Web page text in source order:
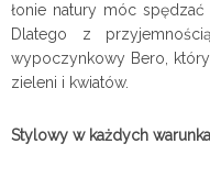
łonie natury móc
Dlatego z
wypoczynkowy Bero,
zieleni i kwiatów.
Stylowy w każdych